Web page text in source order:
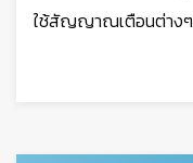
ใช้สัญญาณเตือนต่างๆ